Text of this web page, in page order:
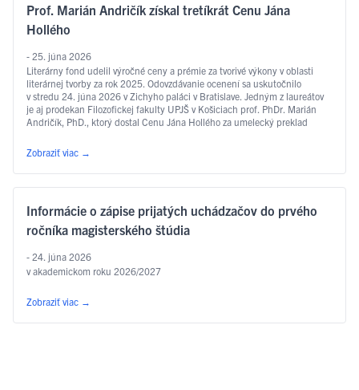
Prof. Marián Andričík získal tretíkrát Cenu Jána
Hollého
- 25. júna 2026
Literárny fond udelil výročné ceny a prémie za tvorivé výkony v oblasti
literárnej tvorby za rok 2025. Odovzdávanie ocenení sa uskutočnilo
v stredu 24. júna 2026 v Zichyho paláci v Bratislave. Jedným z laureátov
je aj prodekan Filozofickej fakulty UPJŠ v Košiciach prof. PhDr. Marián
Andričík, PhD., ktorý dostal Cenu Jána Hollého za umelecký preklad
Zobraziť viac
→
Informácie o zápise prijatých uchádzačov do prvého
ročníka magisterského štúdia
- 24. júna 2026
v akademickom roku 2026/2027
Zobraziť viac →